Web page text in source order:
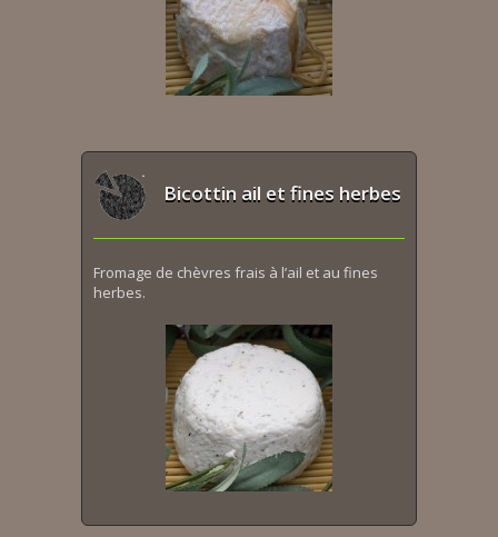
Bicottin ail et fines herbes
Fromage de chèvres frais à l’ail et au fines
herbes.